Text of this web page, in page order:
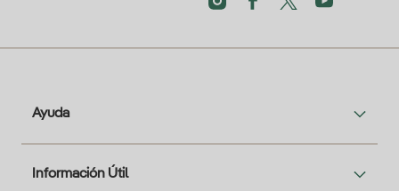
Ayuda
Información Útil